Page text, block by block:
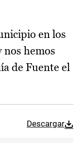
en los
nos hemos
de Fuente el
Descargar